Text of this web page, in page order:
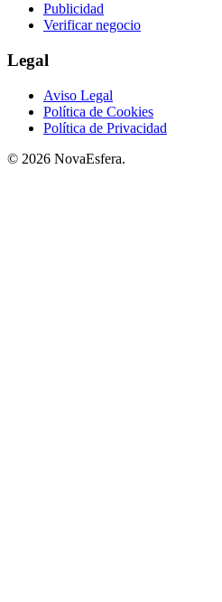
Publicidad
Verificar negocio
Legal
Aviso Legal
Política de Cookies
Política de Privacidad
© 2026 NovaEsfera.